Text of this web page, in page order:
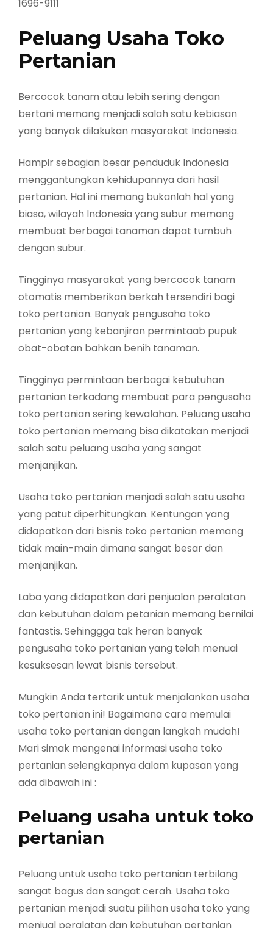
1696-9111
Peluang Usaha Toko
Pertanian
Bercocok tanam atau lebih sering dengan
bertani memang menjadi salah satu kebiasan
yang banyak dilakukan masyarakat Indonesia.
Hampir sebagian besar penduduk Indonesia
menggantungkan kehidupannya dari hasil
pertanian. Hal ini memang bukanlah hal yang
biasa, wilayah Indonesia yang subur memang
membuat berbagai tanaman dapat tumbuh
dengan subur.
Tingginya masyarakat yang bercocok tanam
otomatis memberikan berkah tersendiri bagi
toko pertanian. Banyak pengusaha toko
pertanian yang kebanjiran permintaab pupuk
obat-obatan bahkan benih tanaman.
Tingginya permintaan berbagai kebutuhan
pertanian terkadang membuat para pengusaha
toko pertanian sering kewalahan. Peluang usaha
toko pertanian memang bisa dikatakan menjadi
salah satu peluang usaha yang sangat
menjanjikan.
Usaha toko pertanian menjadi salah satu usaha
yang patut diperhitungkan. Kentungan yang
didapatkan dari bisnis toko pertanian memang
tidak main-main dimana sangat besar dan
menjanjikan.
Laba yang didapatkan dari penjualan peralatan
dan kebutuhan dalam petanian memang bernilai
fantastis. Sehinggga tak heran banyak
pengusaha toko pertanian yang telah menuai
kesuksesan lewat bisnis tersebut.
Mungkin Anda tertarik untuk menjalankan usaha
toko pertanian ini! Bagaimana cara memulai
usaha toko pertanian dengan langkah mudah!
Mari simak mengenai informasi usaha toko
pertanian selengkapnya dalam kupasan yang
ada dibawah ini :
Peluang usaha untuk toko
pertanian
Peluang untuk usaha toko pertanian terbilang
sangat bagus dan sangat cerah. Usaha toko
pertanian menjadi suatu pilihan usaha toko yang